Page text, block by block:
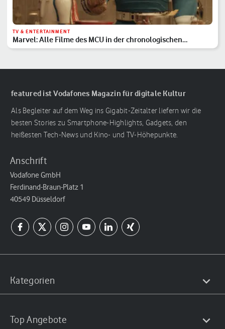
TV & ENTERTAINMENT
Marvel: Alle Filme des MCU in der chronologischen
Reihenfolge
featured ist Vodafones Magazin für digitale Kultur
Als Begleiter auf dem Weg ins Gigabit-Zeitalter liefern wir die
besten Stories zu Smartphone-Highlights, Gadgets, den
heißesten Tech-News und Kino- und TV-Höhepunkte.
Anschrift
Vodafone GmbH
Ferdinand-Braun-Platz 1
40549 Düsseldorf
Kategorien
Top Angebote